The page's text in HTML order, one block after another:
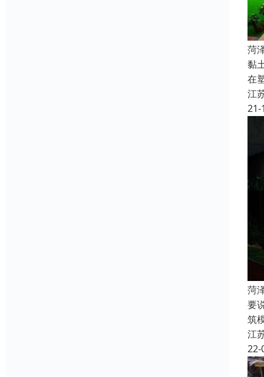
菏
黏
在
江
21-
菏
要
筑
江
22-